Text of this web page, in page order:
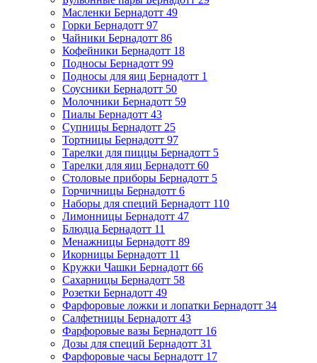
Масленки Бернадотт 49
Горки Бернадотт 97
Чайники Бернадотт 86
Кофейники Бернадотт 18
Подносы Бернадотт 99
Подносы для яиц Бернадотт 1
Соусники Бернадотт 50
Молочники Бернадотт 59
Пиалы Бернадотт 43
Супницы Бернадотт 25
Тортницы Бернадотт 97
Тарелки для пиццы Бернадотт 5
Тарелки для яиц Бернадотт 60
Столовые приборы Бернадотт 5
Горчичницы Бернадотт 6
Наборы для специй Бернадотт 110
Лимонницы Бернадотт 47
Блюдца Бернадотт 11
Менажницы Бернадотт 89
Икорницы Бернадотт 11
Кружки Чашки Бернадотт 66
Сахарницы Бернадотт 58
Розетки Бернадотт 49
Фарфоровые ложки и лопатки Бернадотт 34
Салфетницы Бернадотт 43
Фарфоровые вазы Бернадотт 16
Дозы для специй Бернадотт 31
Фарфоровые часы Бернадотт 17